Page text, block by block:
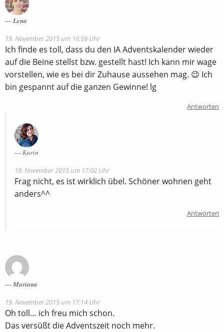
Lena
19. November 2015 um 16:59 Uhr
Ich finde es toll, dass du den IA Adventskalender wieder
auf die Beine stellst bzw. gestellt hast! Ich kann mir wage
vorstellen, wie es bei dir Zuhause aussehen mag. 😉 Ich
bin gespannt auf die ganzen Gewinne! lg
Antworten
Karin
19. November 2015 um 17:02 Uhr
Frag nicht, es ist wirklich übel. Schöner wohnen geht
anders^^
Antworten
Mariana
19. November 2015 um 17:14 Uhr
Oh toll… ich freu mich schon.
Das versüßt die Adventszeit noch mehr.